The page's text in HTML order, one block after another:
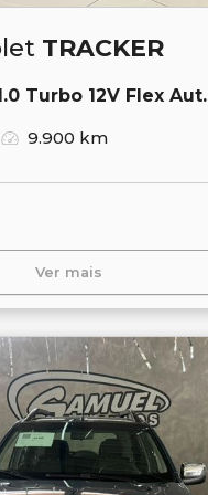
TRACKER
Turbo 12V Flex Aut.
9.900 km
Ver mais